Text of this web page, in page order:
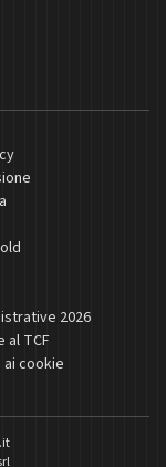
2026
TCF
cookie